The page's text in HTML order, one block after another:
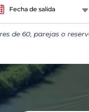
Fecha de salida
de 60, parejas o